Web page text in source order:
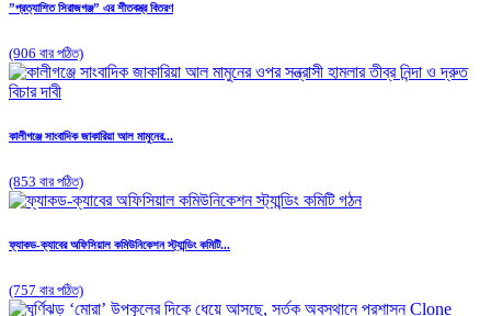
”প্রত্যাশিত সিরাজগঞ্জ” এর শীতবস্ত্র বিতরণ
(906 বার পঠিত)
কালীগঞ্জে সাংবাদিক জাকারিয়া আল মামুনের...
(853 বার পঠিত)
ফ্যাকড-ক্যাবের অফিসিয়াল কমিউনিকেশন স্ট্যান্ডিং কমিটি...
(757 বার পঠিত)